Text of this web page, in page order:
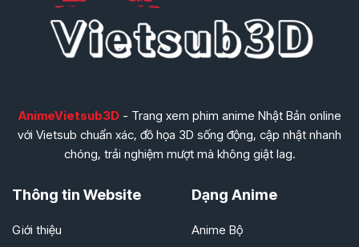
AnimeVietsub3D- Trang xem phim anime Nhật Bản online
với Vietsub chuẩn xác, đồ họa 3D sống động, cập nhật nhanh
chóng, trải nghiệm mượt mà không giật lag.
Thông tin Website
Giới thiệu
Dạng Anime
Anime Bộ